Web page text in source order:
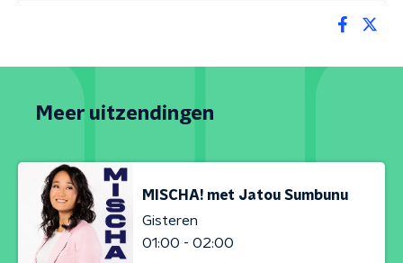
Meer uitzendingen
MISCHA! met Jatou Sumbunu
Gisteren
01:00 - 02:00